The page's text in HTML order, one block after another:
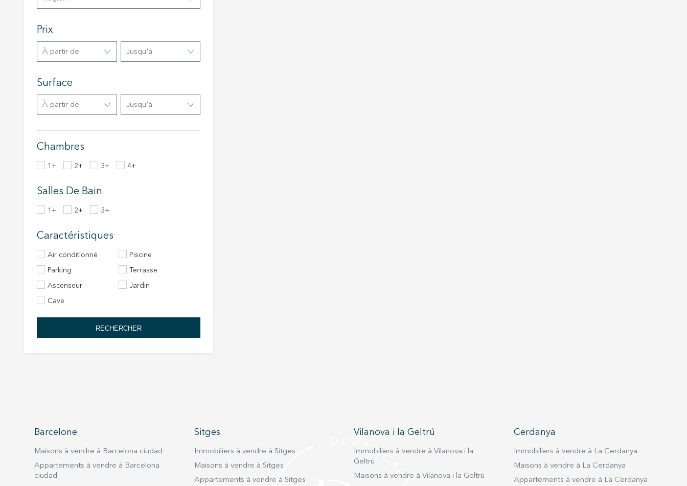
Prix
à partir de Jusqu'à
Surface
à partir de Jusqu'à
Chambres
1+ 2+ 3+ 4+
Salles De Bain
1+ 2+ 3+
Caractéristiques
Air conditionné Piscine
Parking Terrasse
Ascenseur Jardin
Cave
RECHERCHER
Barcelone
Maisons à vendre à Barcelona ciudad
Appartements à vendre à Barcelona
ciudad
Sitges
Immobiliers à vendre à Sitges
Maisons à vendre à Sitges
Appartements à vendre à Sitges
Vilanova i la Geltrú
Immobiliers à vendre à Vilanova i la
Geltrú
Maisons à vendre à Vilanova i la Geltrú
Cerdanya
Immobiliers à vendre à La Cerdanya
Maisons à vendre à La Cerdanya
Appartements à vendre à La Cerdanya